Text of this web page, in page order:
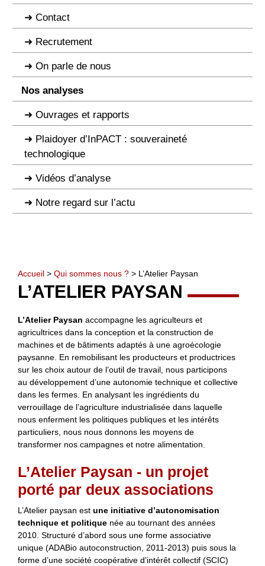
Contact
Recrutement
On parle de nous
Nos analyses
Ouvrages et rapports
Plaidoyer d’InPACT : souveraineté
technologique
Vidéos d’analyse
Notre regard sur l’actu
Accueil > Qui sommes nous ? > L’Atelier Paysan
L’ATELIER PAYSAN
L’Atelier Paysan accompagne les agriculteurs et
agricultrices dans la conception et la construction de
machines et de bâtiments adaptés à une agroécologie
paysanne. En remobilisant les producteurs et productrices
sur les choix autour de l’outil de travail, nous participons
au développement d’une autonomie technique et collective
dans les fermes. En analysant les ingrédients du
verrouillage de l’agriculture industrialisée dans laquelle
nous enferment les politiques publiques et les intérêts
particuliers, nous nous donnons les moyens de
transformer nos campagnes et notre alimentation.
L’Atelier Paysan - un projet
porté par deux associations
L’Atelier paysan est une initiative d’autonomisation
technique et politique née au tournant des années
2010. Structuré d’abord sous une forme associative
unique (ADABio autoconstruction, 2011-2013) puis sous la
forme d’une société coopérative d’intérêt collectif (SCIC)